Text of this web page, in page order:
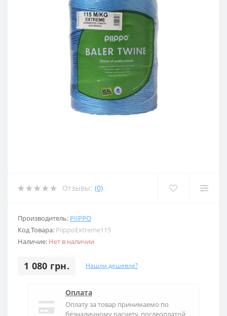
Отзывы: (0)
Производитель: PIIPPO
Код Товара: PiippoExtreme115
Наличие: Нет в наличии
1 080 грн. Нашли дешевле?
Оплата
Оплату за товар принимаемо по
безналичному расчету, послеоплатой